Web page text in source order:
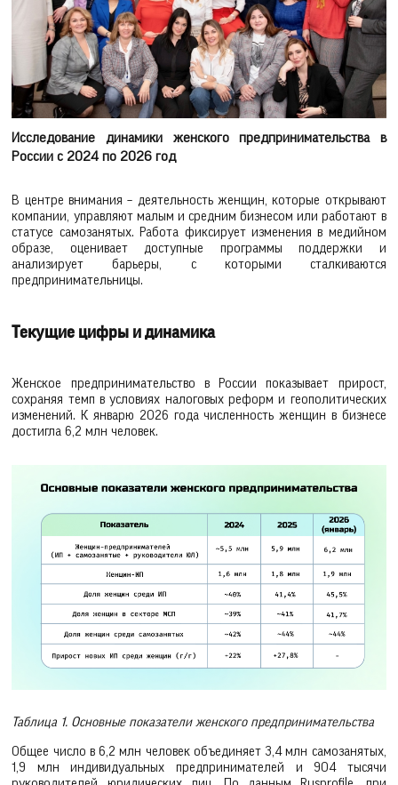
Исследование динамики женского предпринимательства в
России с 2024 по 2026 год
В центре внимания – деятельность женщин, которые открывают
компании, управляют малым и средним бизнесом или работают в
статусе самозанятых. Работа фиксирует изменения в медийном
образе, оценивает доступные программы поддержки и
анализирует барьеры, с которыми сталкиваются
предпринимательницы.
Текущие цифры и динамика
Женское предпринимательство в России показывает прирост,
сохраняя темп в условиях налоговых реформ и геополитических
изменений. К январю 2026 года численность женщин в бизнесе
достигла 6,2 млн человек.
Таблица 1. Основные показатели женского предпринимательства
Общее число в 6,2 млн человек объединяет 3,4 млн самозанятых,
1,9 млн индивидуальных предпринимателей и 904 тысячи